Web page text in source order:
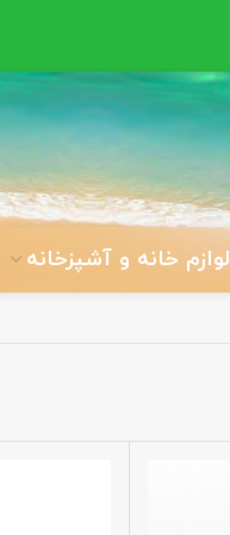
لوازم خانه و آشپزخانه